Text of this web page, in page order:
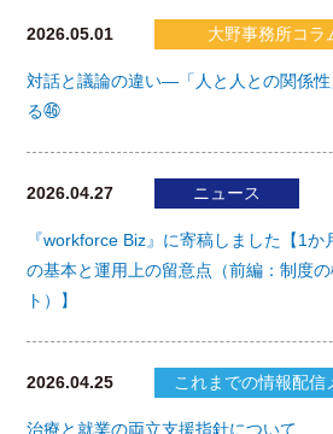
2026.05.01 大野事務所コラ
対話と議論の違い―「人と人との関係性
る㊻
2026.04.27 ニュース
『workforce Biz』に寄稿しました【1
の基本と運用上の留意点（前編：制度
ト）】
2026.04.25 これまでの情報配信
治療と就業の両立支援指針について